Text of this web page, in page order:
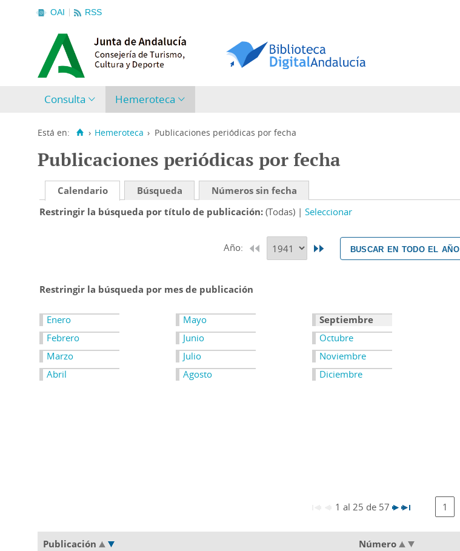
OAI RSS
Consulta Hemeroteca
Está en: › Hemeroteca › Publicaciones periódicas por fecha
Publicaciones periódicas por fecha
Calendario Búsqueda
Números sin fecha
Restringir la búsqueda por título de publicación (Todas) Seleccionar
Año: buscar en todo el año
Restringir la búsqueda por mes de publicación
Enero
Febrero
Marzo
Abril
Mayo
Junio
Julio
Agosto
Septiembre
Octubre
Noviembre
Diciembre
1 al 25 de 57 1
Publicación Número